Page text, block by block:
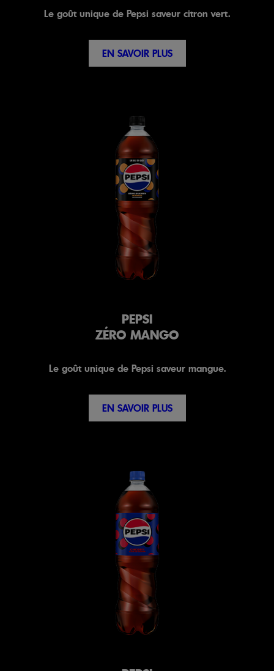
Le goût unique de Pepsi saveur citron vert.
EN SAVOIR PLUS
PEPSI
ZÉRO MANGO
Le goût unique de Pepsi saveur mangue.
EN SAVOIR PLUS